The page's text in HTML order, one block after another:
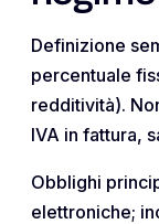
Definizione
percentuale
redditività).
IVA in fattura,
Obblighi
elettroniche;